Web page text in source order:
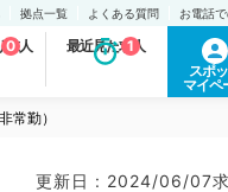
拠点一覧 よくある質問 お電話
求人
0 最近見た求人
1
スポ
マイペ
常勤）
更新日 : 2024/06/07